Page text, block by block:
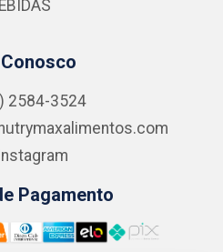
2584-3524
Instagram
Pagamento